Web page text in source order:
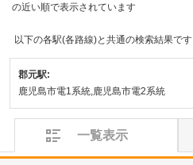
の近い順で表示されています
以下の各駅(各路線)と共通の検索結果です
郡元駅:
鹿児島市電1系統,鹿児島市電2系統
一覧表示